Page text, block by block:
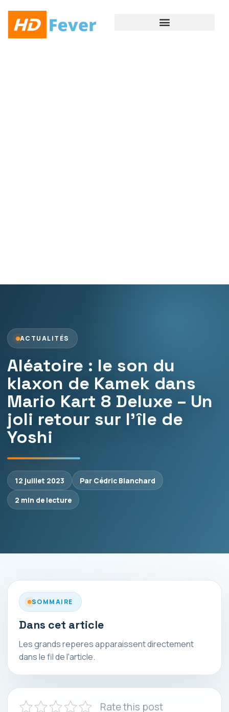
ACTUALITÉS
Aléatoire : le son du
klaxon de Kamek dans
Mario Kart 8 Deluxe – Un
joli retour sur l’île de
Yoshi
12 juillet 2023
Par Cédric Blanchard
2 min de lecture
SOMMAIRE
Dans cet article
Les grands reperes apparaissent directement
dans le fil de l'article.
Rate this post